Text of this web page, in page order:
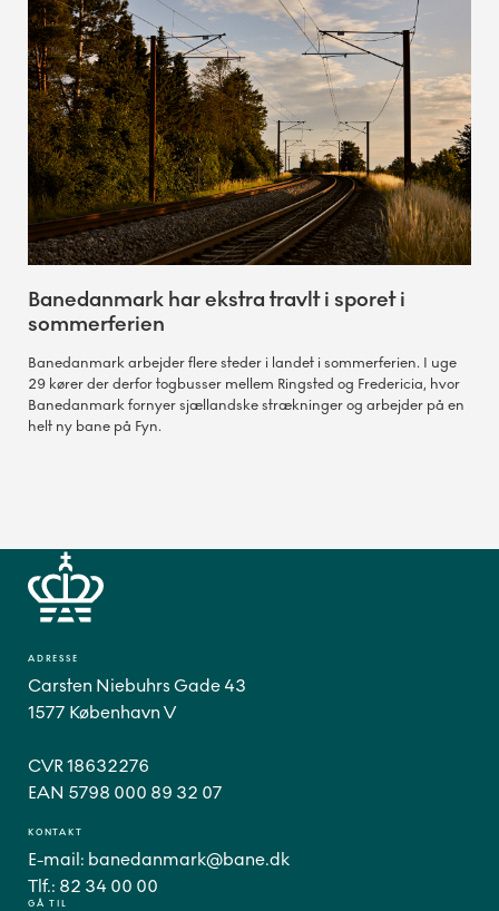
Banedanmark har ekstra travlt i sporet i
sommerferien
Banedanmark arbejder flere steder i landet i sommerferien. I uge
29 kører der derfor togbusser mellem Ringsted og Fredericia, hvor
Banedanmark fornyer sjællandske strækninger og arbejder på en
helt ny bane på Fyn.
GÅ TIL
ADRESSE
Carsten Niebuhrs Gade 43
1577 København V
CVR 18632276
EAN 5798 000 89 32 07
KONTAKT
E-mail: banedanmark@bane.dk
Tlf.: 82 34 00 00